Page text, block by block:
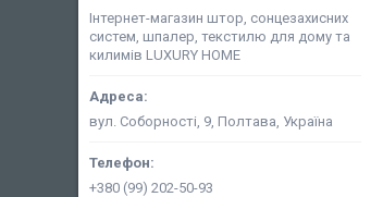
Інтернет-магазин штор, сонцезахисних
систем, шпалер, текстилю для дому та
килимів LUXURY HOME
вул. Соборності, 9, Полтава, Україна
+380 (99) 202-50-93